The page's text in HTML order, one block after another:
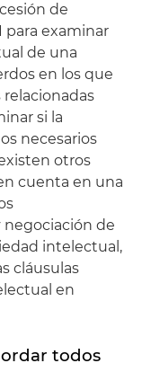
de
para examinar
de una
en los que
si la
necesarios
otros
cuenta en una
de
intelectual,
cláusulas
en
todos